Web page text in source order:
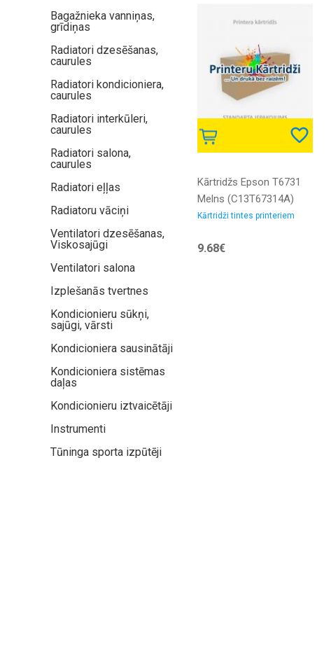
Bagažnieka vanniņas,
grīdiņas
Radiatori dzesēšanas,
caurules
Radiatori kondicioniera,
caurules
Radiatori interkūleri,
caurules
Radiatori salona,
caurules
Radiatori eļļas
Radiatoru vāciņi
Ventilatori dzesēšanas,
Viskosajūgi
Ventilatori salona
Izplešanās tvertnes
Kondicionieru sūkņi,
sajūgi, vārsti
Kondicioniera sausinātāji
Kondicioniera sistēmas
daļas
Kondicionieru iztvaicētāji
Instrumenti
Tūninga sporta izpūtēji
Kārtridžs Epson T6731
Melns (C13T67314A)
Kārtridži tintes printeriem
9.68€